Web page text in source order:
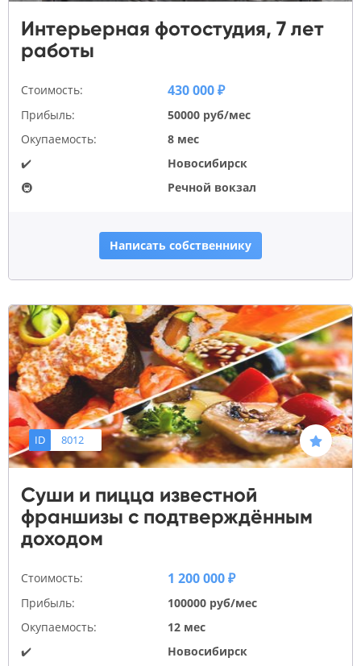
Интерьерная фотостудия, 7 лет
работы
Стоимость: 430 000 ₽
Прибыль:
50000 руб/мес
Окупаемость:
8 мес
✔️
Новосибирск
🚇
Речной вокзал
Написать собственнику
ID 8012
Суши и пицца известной
франшизы с подтверждённым
доходом
Стоимость: 1 200 000 ₽
Прибыль:
100000 руб/мес
Окупаемость:
12 мес
✔️
Новосибирск